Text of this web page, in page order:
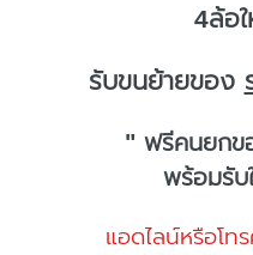
4ล้อ
รับขนย้ายของ
" ฟรีคนยกข
พร้อมรับ
แอดไลน์หรือโท